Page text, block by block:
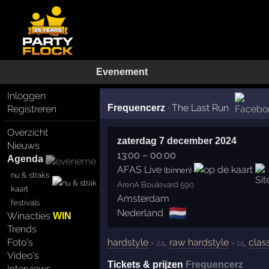
Evenement
Inloggen
Registreren
Overzicht
Nieuws
Agenda
nu & straks
kaart
festivals
WinactiesWIN
Trends
Foto's
Video's
Frequencerz· The Last Run
zaterdag 7 december 2024
13:00 – 00:00
AFAS Live (binnen)
ArenA Boulevard 590
Amsterdam
Nederland 🇳🇱
hardstyle × 24, raw hardstyle × 14,
Tickets & prijzen Frequencerz